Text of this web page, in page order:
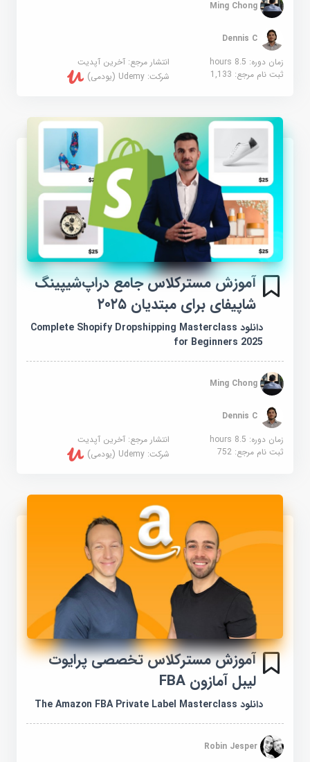
Ming Chong
Dennis C
زمان دوره: 8.5 hours
انتشار مرجع:آخرین آپدیت
ثبت نام مرجع:1,133 شرکت:Udemy (یودمی)
آموزش مسترکلاس جامع دراپ‌شیپینگ
شاپیفای برای مبتدیان ۲۰۲۵
دانلود Complete Shopify Dropshipping Masterclass
for Beginners 2025
Ming Chong
Dennis C
زمان دوره: 8.5 hours
انتشار مرجع:آخرین آپدیت
ثبت نام مرجع:752 شرکت:Udemy (یودمی)
آموزش مسترکلاس تخصصی پرایوت
لیبل آمازون FBA
دانلود The Amazon FBA Private Label Masterclass
Robin Jesper